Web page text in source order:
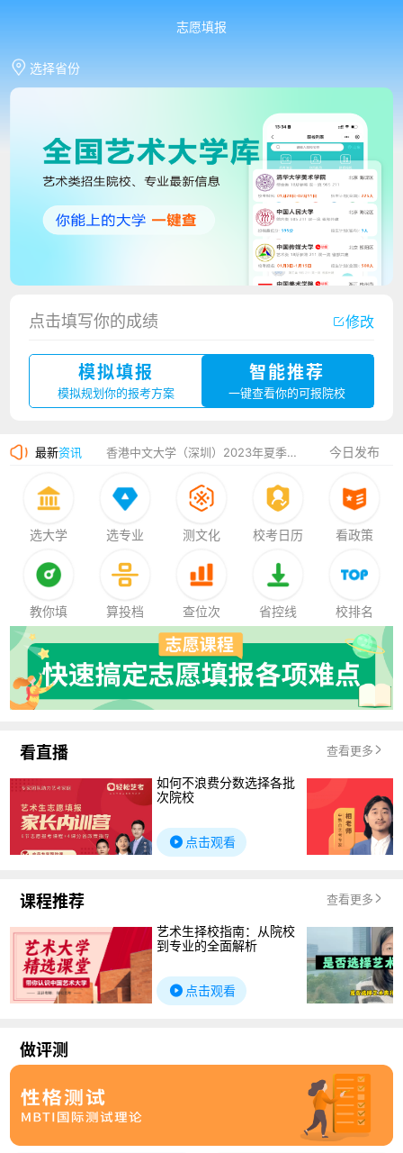
志愿填报
选择省份
点击填写你的成绩 修改
模拟填报
模拟规划你的报考方案
智能推荐
一键查看你的可报院校
最新资讯
广州华立科技职业学院2023年夏季高考招生简章
香港中文大学（深圳）2023年夏季高考招生简章
厦门大学嘉庚学院2023年艺术类招生简章
今日发布
选大学 选专业 测文化 校考日历 看政策
教你填 算投档 查位次 省控线 校排名
看直播 查看更多
如何不浪费分数选择各批
次院校
点击观看
课程推荐 查看更多
艺术生择校指南：从院校
到专业的全面解析
点击观看
做评测